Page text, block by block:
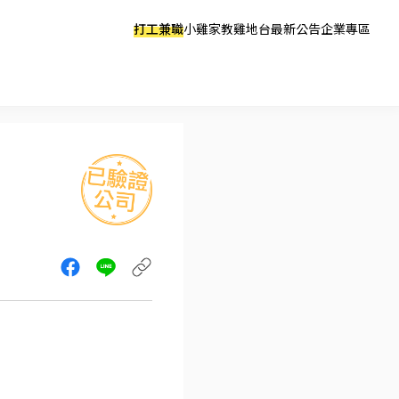
打工兼職小雞家教雞地台最新公告企業專區